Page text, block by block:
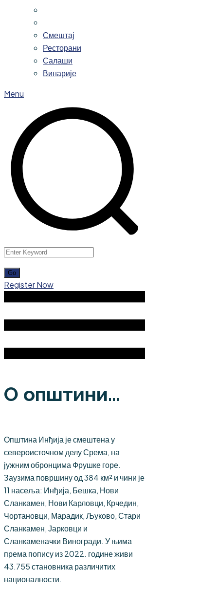
Смештај
Ресторани
Салаши
Винарије
Menu
Register Now
О општини...
Општина Инђија је смештена у
североисточном делу Срема, на
јужним обронцима Фрушке горе.
Заузима површину од 384 км² и чини је
11 насеља: Инђија, Бешка, Нови
Сланкамен, Нови Карловци, Крчедин,
Чортановци, Марадик, Љуково, Стари
Сланкамен, Јарковци и
Сланкаменачки Виногради. У њима
према попису из 2022. године живи
43.755 становника различитих
националности.